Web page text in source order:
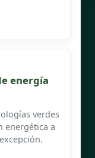
energía
verdes
energética a